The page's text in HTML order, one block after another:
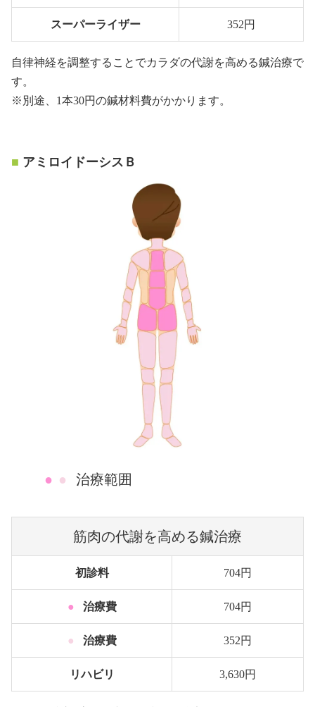
スーパーライザー 352円
自律神経を調整することでカラダの代謝を高める鍼治療で
す。
※別途、1本30円の鍼材料費がかかります。
アミロイドーシスＢ
● ● 治療範囲
筋肉の代謝を高める鍼治療
初診料 704円
● 治療費 704円
● 治療費 352円
リハビリ 3,630円